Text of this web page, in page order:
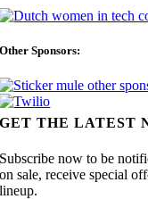
Other Sponsors:
GET THE LATEST
Subscribe now to be
on sale, receive special
lineup.